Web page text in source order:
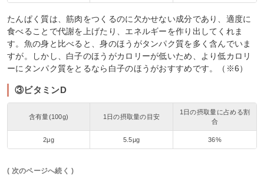
たんぱく質は、筋肉をつくるのに欠かせない成分であり、適度に
食べることで代謝を上げたり、エネルギーを作り出してくれま
す。魚の身と比べると、身のほうがタンパク質を多く含んでいま
すが。しかし、白子のほうがカロリーが低いため、より低カロリ
ーにタンパク質をとるなら白子のほうがおすすめです。（※6）
③ビタミンD
含有量(100g) 1日の摂取量の目安
1日の摂取量に占める割
合
2μg 5.5μg 36%
( 次のページへ続く )